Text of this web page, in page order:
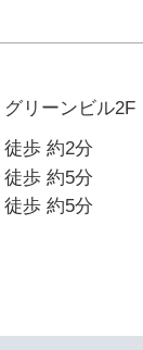
リーンビル2F
歩 約2分
歩 約5分
歩 約5分